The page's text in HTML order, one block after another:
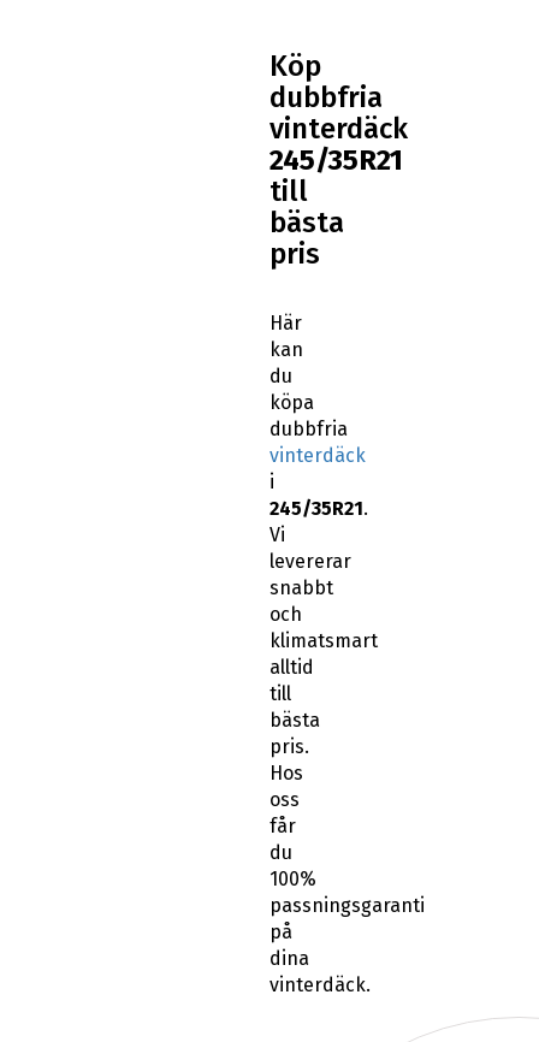
Köp
dubbfria
vinterdäck
245/35R21
till
bästa
pris
Här
kan
du
köpa
dubbfria
vinterdäck
i
245/35R21.
Vi
levererar
snabbt
och
klimatsmart
alltid
till
bästa
pris.
Hos
oss
får
du
100%
passningsgaranti
på
dina
vinterdäck.